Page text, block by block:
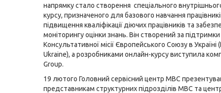
напрямку стало створення спеціального
курсу, призначеного для базового навчання
підвищення кваліфікації діючих працівників та
моніторингу оцінки знань. Він створений за підтримки
Консультативної місії Європейського Союзу в Україні
Ukraine), а розробниками онлайн-курсу виступила
Group.
19 лютого Головний сервісний центр МВС
представникам структурних підрозділів МВС та